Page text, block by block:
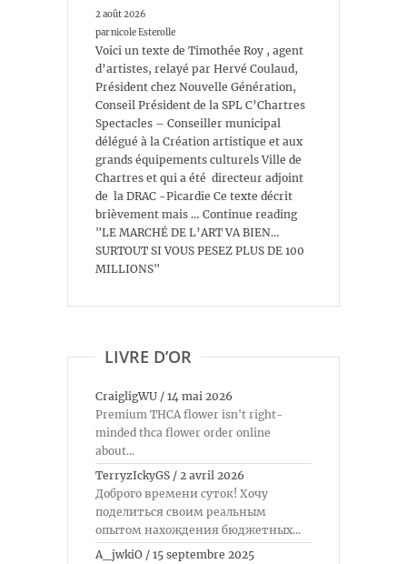
2 août 2026
par nicole Esterolle
Voici un texte de Timothée Roy , agent
d’artistes, relayé par Hervé Coulaud,
Président chez Nouvelle Génération,
Conseil Président de la SPL C’Chartres
Spectacles – Conseiller municipal
délégué à la Création artistique et aux
grands équipements culturels Ville de
Chartres et qui a été directeur adjoint
de la DRAC -Picardie Ce texte décrit
brièvement mais … Continue reading
"LE MARCHÉ DE L’ART VA BIEN…
SURTOUT SI VOUS PESEZ PLUS DE 100
MILLIONS"
LIVRE D’OR
CraigligWU / 14 mai 2026
Premium THCA flower isn't right-
minded thca flower order online
about...
TerryzIckyGS / 2 avril 2026
Доброго времени суток! Хочу
поделиться своим реальным
опытом нахождения бюджетных...
A_jwkiO / 15 septembre 2025